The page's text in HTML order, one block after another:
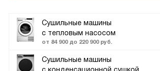
Сушильные машины
с тепловым насосом
от 84 900 до 220 900 руб.
Сушильные машины